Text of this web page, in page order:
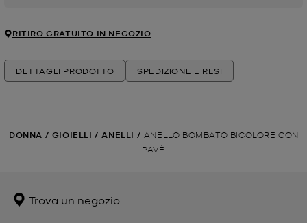
RITIRO GRATUITO IN NEGOZIO
DETTAGLI PRODOTTO SPEDIZIONE E RESI
DONNA / GIOIELLI / ANELLI / ANELLO BOMBATO BICOLORE CON
PAVÉ
Trova un negozio